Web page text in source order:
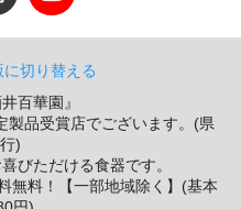
に切り替える
百華園』
品受賞店でございます。(県
)
びただける食器です。
無料！【一部地域除く】(基本